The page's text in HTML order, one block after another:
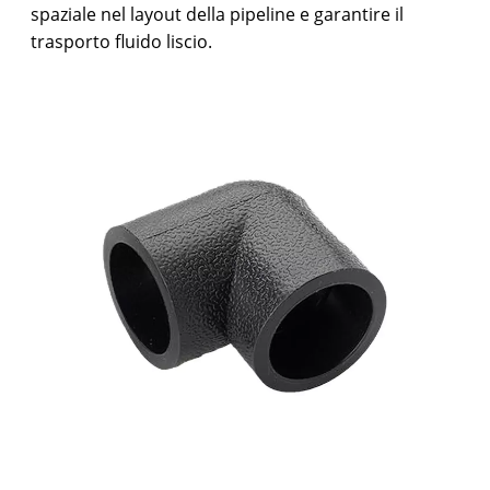
spaziale nel layout della pipeline e garantire il
trasporto fluido liscio.